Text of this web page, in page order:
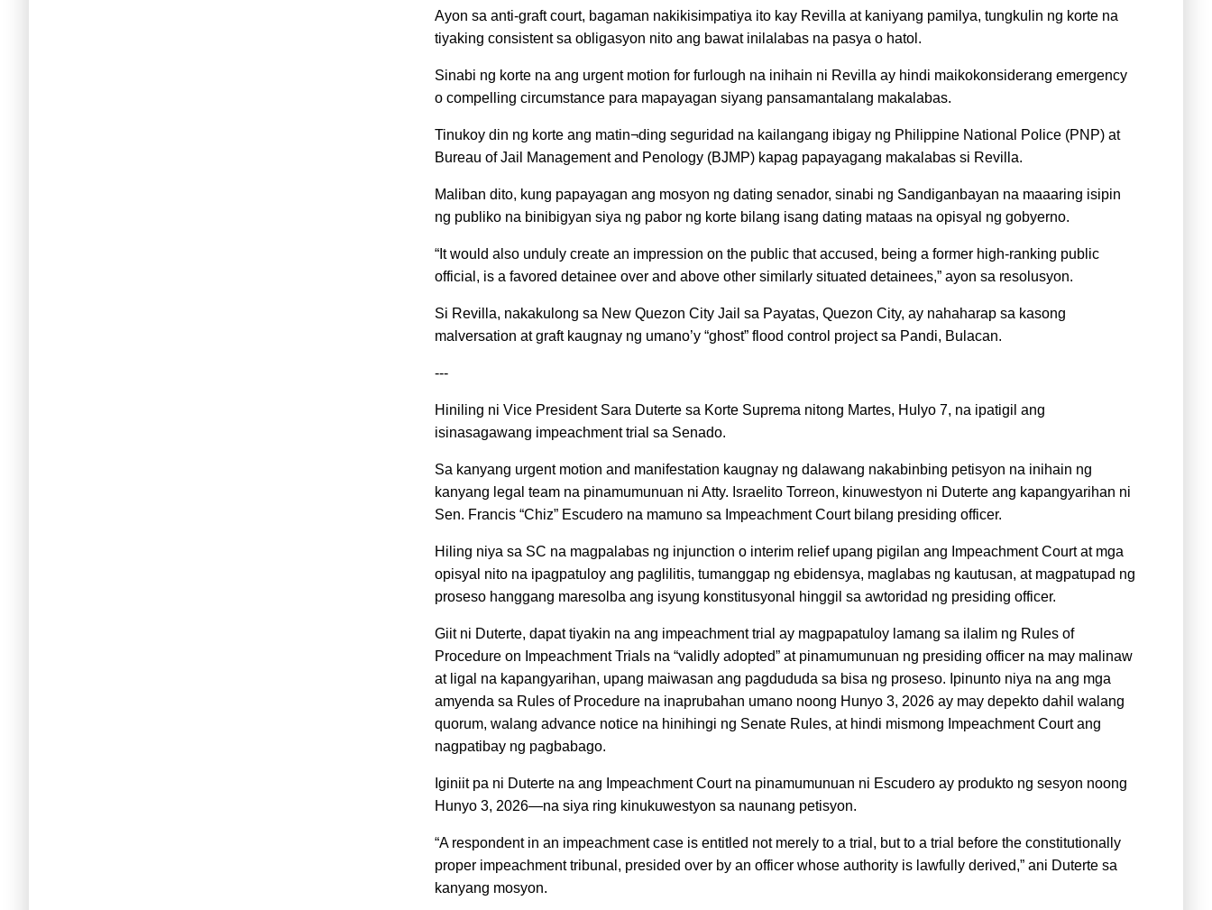
Ayon sa anti-graft court, bagaman nakikisimpatiya ito kay Revilla at kaniyang pamilya, tungkulin ng korte na
tiyaking consistent sa obligasyon nito ang bawat inilalabas na pasya o hatol.
Sinabi ng korte na ang urgent motion for furlough na inihain ni Revilla ay hindi maikokonsiderang emergency
o compelling circumstance para mapayagan siyang pansamantalang makalabas.
Tinukoy din ng korte ang matin¬ding seguridad na kailangang ibigay ng Philippine National Police (PNP) at
Bureau of Jail Management and Penology (BJMP) kapag papayagang makalabas si Revilla.
Maliban dito, kung papayagan ang mosyon ng dating senador, sinabi ng Sandiganbayan na maaaring isipin
ng publiko na binibigyan siya ng pabor ng korte bilang isang dating mataas na opisyal ng gobyerno.
“It would also unduly create an impression on the public that accused, being a former high-ranking public
official, is a favored detainee over and above other similarly situated detainees,” ayon sa resolusyon.
Si Revilla, nakakulong sa New Quezon City Jail sa Payatas, Quezon City, ay nahaharap sa kasong
malversation at graft kaugnay ng umano’y “ghost” flood control project sa Pandi, Bulacan.
---
Hiniling ni Vice President Sara Duterte sa Kor­te Suprema nitong Martes, Hulyo 7, na ipatigil ang
isinasagawang impeachment trial sa Senado.
Sa kanyang urgent motion and manifestation kaugnay ng dalawang nakabinbing petisyon na inihain ng
kanyang legal team na pinamumunuan ni Atty. Israelito Torreon, kinuwestyon ni Duterte ang kapangyarihan ni
Sen. Francis “Chiz” Escudero na mamuno sa Impeachment Court bilang presiding officer.
Hiling niya sa SC na magpalabas ng injunction o interim relief upang pigilan ang Impeachment Court at mga
opisyal nito na ipagpatuloy ang pag­lilitis, tumanggap ng ebidensya, maglabas ng kautusan, at magpatupad ng
proseso hanggang maresolba ang isyung konstitusyonal hinggil sa awtoridad ng presiding officer.
Giit ni Duterte, dapat tiyakin na ang impeachment trial ay magpapatuloy lamang sa ilalim ng Rules of
Procedure on Impeachment Trials na “validly adopted” at pinamumunuan ng presiding officer na may malinaw
at ligal na kapangyarihan, upang maiwasan ang pagdududa sa bisa ng proseso. Ipinunto niya na ang mga
amyen­da sa Rules of Procedure na inaprubahan umano noong Hunyo 3, 2026 ay may depekto dahil walang
quorum, walang advance notice na hinihingi ng Senate Rules, at hindi mismong Impeachment Court ang
nagpatibay ng pagbabago.
Iginiit pa ni Duterte na ang Impeachment Court na pinamumunuan ni Escudero ay produkto ng sesyon noong
Hunyo 3, 2026—na siya ring kinukuwestyon sa naunang petisyon.
“A respondent in an impeachment case is entitled not merely to a trial, but to a trial before the constitutionally
proper impeachment tribunal, presided over by an officer whose authority is lawfully derived,” ani Duterte sa
kanyang mosyon.